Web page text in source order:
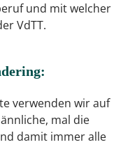
und mit welcher
VdTT.
verwenden wir auf
mal die
damit immer alle